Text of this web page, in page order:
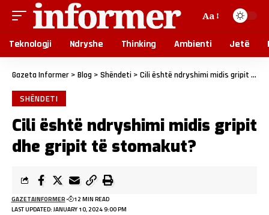
Aa
Teknologji Ndryshe Thinking Ambienti Jetë
Gazeta Informer > Blog > Shëndeti > Cili është ndryshimi midis gripit dhe gripit të stomakut?
SHËNDETI
Cili është ndryshimi midis gripit
dhe gripit të stomakut?
LAST UPDATED: JANUARY 10, 2024 9:00 PM
GAZETAINFORMER 12 MIN READ